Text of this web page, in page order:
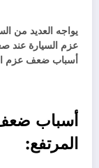
يواجه العديد من
عزم السيارة عند
أسباب ضعف عزم
أسباب
المرتفع: